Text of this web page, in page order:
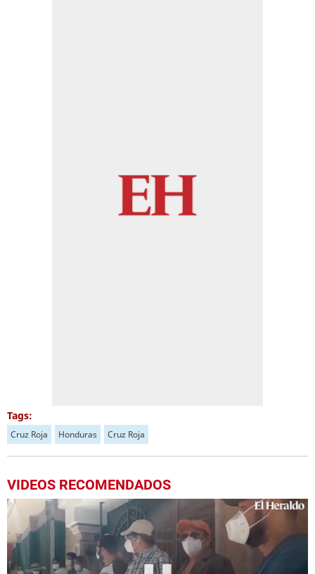
Tags:
Cruz Roja Honduras Cruz Roja
VIDEOS RECOMENDADOS